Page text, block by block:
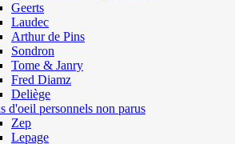
Geerts
Laudec
Arthur de Pins
Sondron
Tome & Janry
Fred Diamz
Deliège
d'oeil personnels non parus
Zep
Lepage